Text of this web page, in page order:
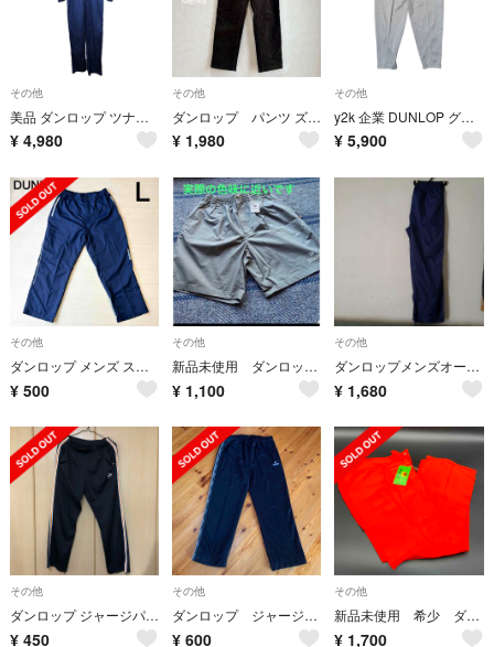
その他
美品 ダンロップ ツナギ LL 作業着 オールインワン DUNLOP
¥ 4,980
その他
ダンロップ パンツ ズボン メンズ ブラウン ゴーデュロイ 内側フリース素材
¥ 1,980
その他
y2k 企業 DUNLOP グレー タック ワイド トラックパンツ ジャージ
¥ 5,900
その他
ダンロップ メンズ スポーツウエアパンツL
¥ 500
その他
新品未使用 ダンロップ メンズ パンツ
¥ 1,100
その他
ダンロップメンズオーバーパンツ濃紺ネイビーブルーウエストゴムLサイズ濃紺裾紐
¥ 1,680
その他
ダンロップ ジャージパンツ
¥ 450
その他
ダンロップ ジャージ 下 LL 黒 SALE！4/30まで
¥ 600
その他
新品未使用 希少 ダンロップ スノーパンツ
¥ 1,700